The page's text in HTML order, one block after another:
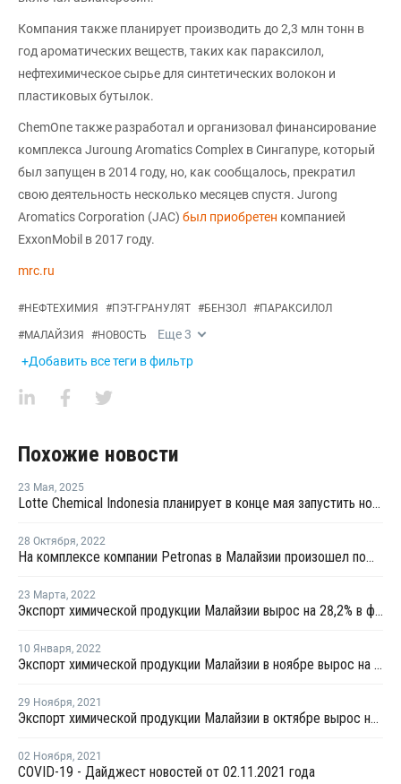
Компания также планирует производить до 2,3 млн тонн в
год ароматических веществ, таких как параксилол,
нефтехимическое сырье для синтетических волокон и
пластиковых бутылок.
ChemOne также разработал и организовал финансирование
комплекса Juroung Aromatics Complex в Сингапуре, который
был запущен в 2014 году, но, как сообщалось, прекратил
свою деятельность несколько месяцев спустя. Jurong
Aromatics Corporation (JAC) был приобретен компанией
ExxonMobil в 2017 году.
mrc.ru
#НЕФТЕХИМИЯ #ПЭТ-ГРАНУЛЯТ #БЕНЗОЛ #ПАРАКСИЛОЛ
#МАЛАЙЗИЯ #НОВОСТЬ Еще3
+Добавить все теги в фильтр
Похожие новости
23 Мая, 2025
Lotte Chemical Indonesia планирует в конце мая запустить новый завод по производству бутадиена
28 Октября, 2022
На комплексе компании Petronas в Малайзии произошел пожар
23 Марта, 2022
Экспорт химической продукции Малайзии вырос на 28,2% в феврале
10 Января, 2022
Экспорт химической продукции Малайзии в ноябре вырос на 8,5%
29 Ноября, 2021
Экспорт химической продукции Малайзии в октябре вырос на 58,9%
02 Ноября, 2021
COVID-19 - Дайджест новостей от 02.11.2021 года